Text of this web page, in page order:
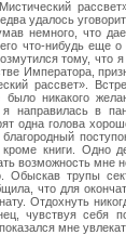
удалось
немного, что
что-нибудь еще
тому, что я
Императора,
рассвет».
никакого
направилась в
одна голова
книги. Одно
возможность мне
Обыскав трупы
что для
Отдохнуть
чувствуя себя
мне